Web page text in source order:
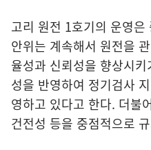
고리 원전 1호기의 운영
안위는 계속해서 원전을
율성과 신뢰성을 향상시
성을 반영하여 정기검사
영하고 있다고 한다. 더불
건전성 등을 중점적으로